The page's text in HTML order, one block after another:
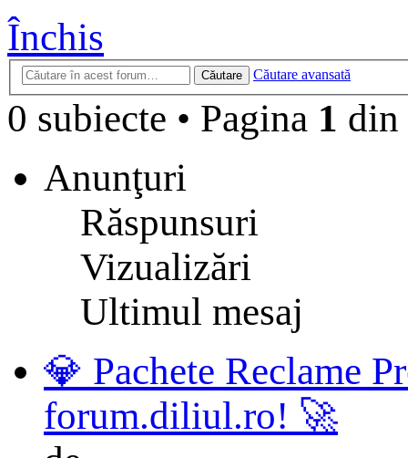
Închis
Căutare Căutare avansată
0 subiecte • Pagina 1 din
Anunţuri
Răspunsuri
Vizualizări
Ultimul mesaj
💎 Pachete Reclame
forum.diliul.ro! 🚀